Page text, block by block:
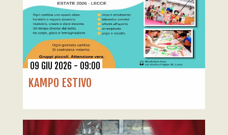
09 GIU 2026 - 09:00
KAMPO ESTIVO